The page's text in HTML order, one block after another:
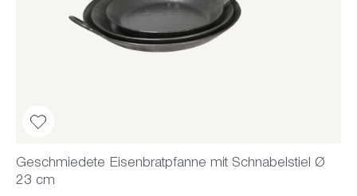
Geschmiedete Eisenbratpfanne mit Schnabelstiel Ø
23 cm